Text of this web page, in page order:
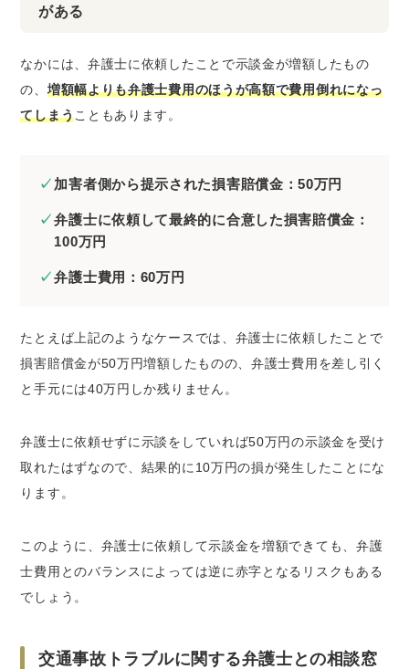
がある
なかには、弁護士に依頼したことで示談金が増額したもの
の、 増額幅よりも弁護士費用のほうが高額で費用倒れになっ
てしまうこともあります。
加害者側から提示された損害賠償金：50万円
弁護士に依頼して最終的に合意した損害賠償金：
100万円
弁護士費用：60万円
たとえば上記のようなケースでは、弁護士に依頼したことで
損害賠償金が50万円増額したものの、弁護士費用を差し引く
と手元には40万円しか残りません。
弁護士に依頼せずに示談をしていれば50万円の示談金を受け
取れたはずなので、結果的に10万円の損が発生したことにな
ります。
このように、弁護士に依頼して示談金を増額できても、弁護
士費用とのバランスによっては逆に赤字となるリスクもある
でしょう。
交通事故トラブルに関する弁護士との相談窓